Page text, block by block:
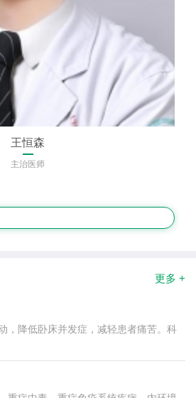
王恒森
主治医师
更多 +
，降低卧床并发症，减轻患者痛苦。科